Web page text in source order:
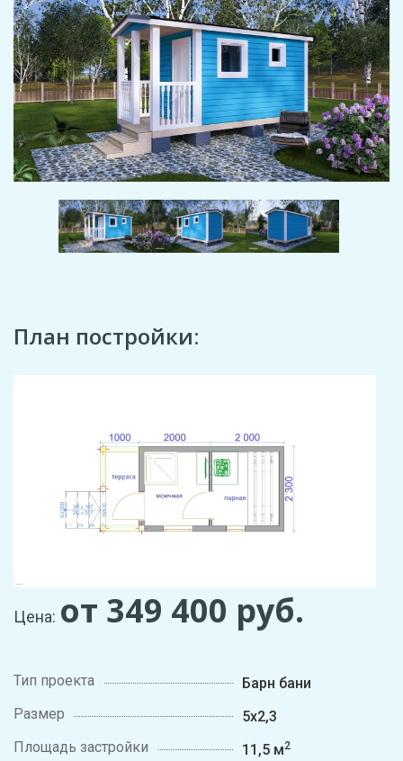
План постройки:
Цена: от 349 400 руб.
Тип проекта
Барн бани
Размер
5х2,3
Площадь застройки
11,5 м2